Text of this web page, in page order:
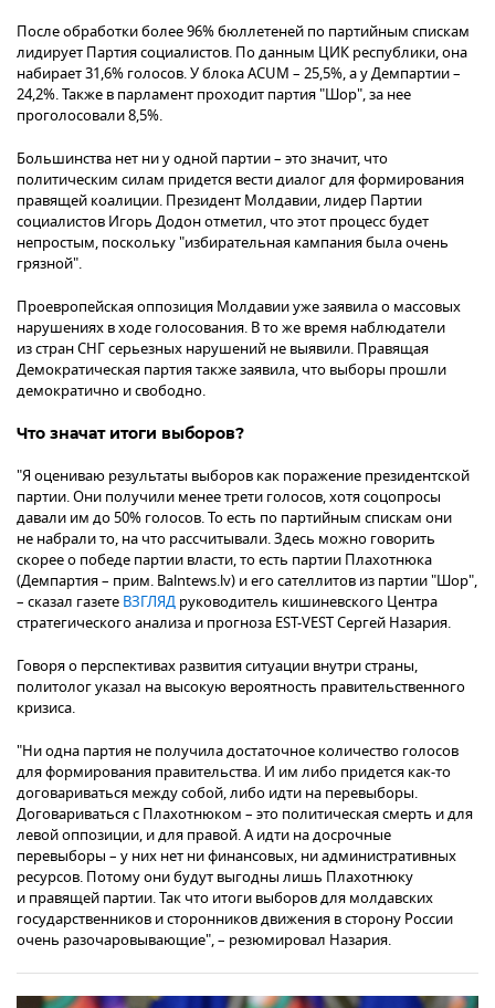
После обработки более 96% бюллетеней по партийным спискам
лидирует Партия социалистов. По данным ЦИК республики, она
набирает 31,6% голосов. У блока ACUM – 25,5%, а у Демпартии –
24,2%. Также в парламент проходит партия "Шор", за нее
проголосовали 8,5%.
Большинства нет ни у одной партии – это значит, что
политическим силам придется вести диалог для формирования
правящей коалиции. Президент Молдавии, лидер Партии
социалистов Игорь Додон отметил, что этот процесс будет
непростым, поскольку "избирательная кампания была очень
грязной".
Проевропейская оппозиция Молдавии уже заявила о массовых
нарушениях в ходе голосования. В то же время наблюдатели
из стран СНГ серьезных нарушений не выявили. Правящая
Демократическая партия также заявила, что выборы прошли
демократично и свободно.
Что значат итоги выборов?
"Я оцениваю результаты выборов как поражение президентской
партии. Они получили менее трети голосов, хотя соцопросы
давали им до 50% голосов. То есть по партийным спискам они
не набрали то, на что рассчитывали. Здесь можно говорить
скорее о победе партии власти, то есть партии Плахотнюка
(Демпартия – прим. Balntews.lv) и его сателлитов из партии "Шор",
– сказал газете ВЗГЛЯД руководитель кишиневского Центра
стратегического анализа и прогноза EST-VEST Сергей Назария.
Говоря о перспективах развития ситуации внутри страны,
политолог указал на высокую вероятность правительственного
кризиса.
"Ни одна партия не получила достаточное количество голосов
для формирования правительства. И им либо придется как-то
договариваться между собой, либо идти на перевыборы.
Договариваться с Плахотнюком – это политическая смерть и для
левой оппозиции, и для правой. А идти на досрочные
перевыборы – у них нет ни финансовых, ни административных
ресурсов. Потому они будут выгодны лишь Плахотнюку
и правящей партии. Так что итоги выборов для молдавских
государственников и сторонников движения в сторону России
очень разочаровывающие", – резюмировал Назария.